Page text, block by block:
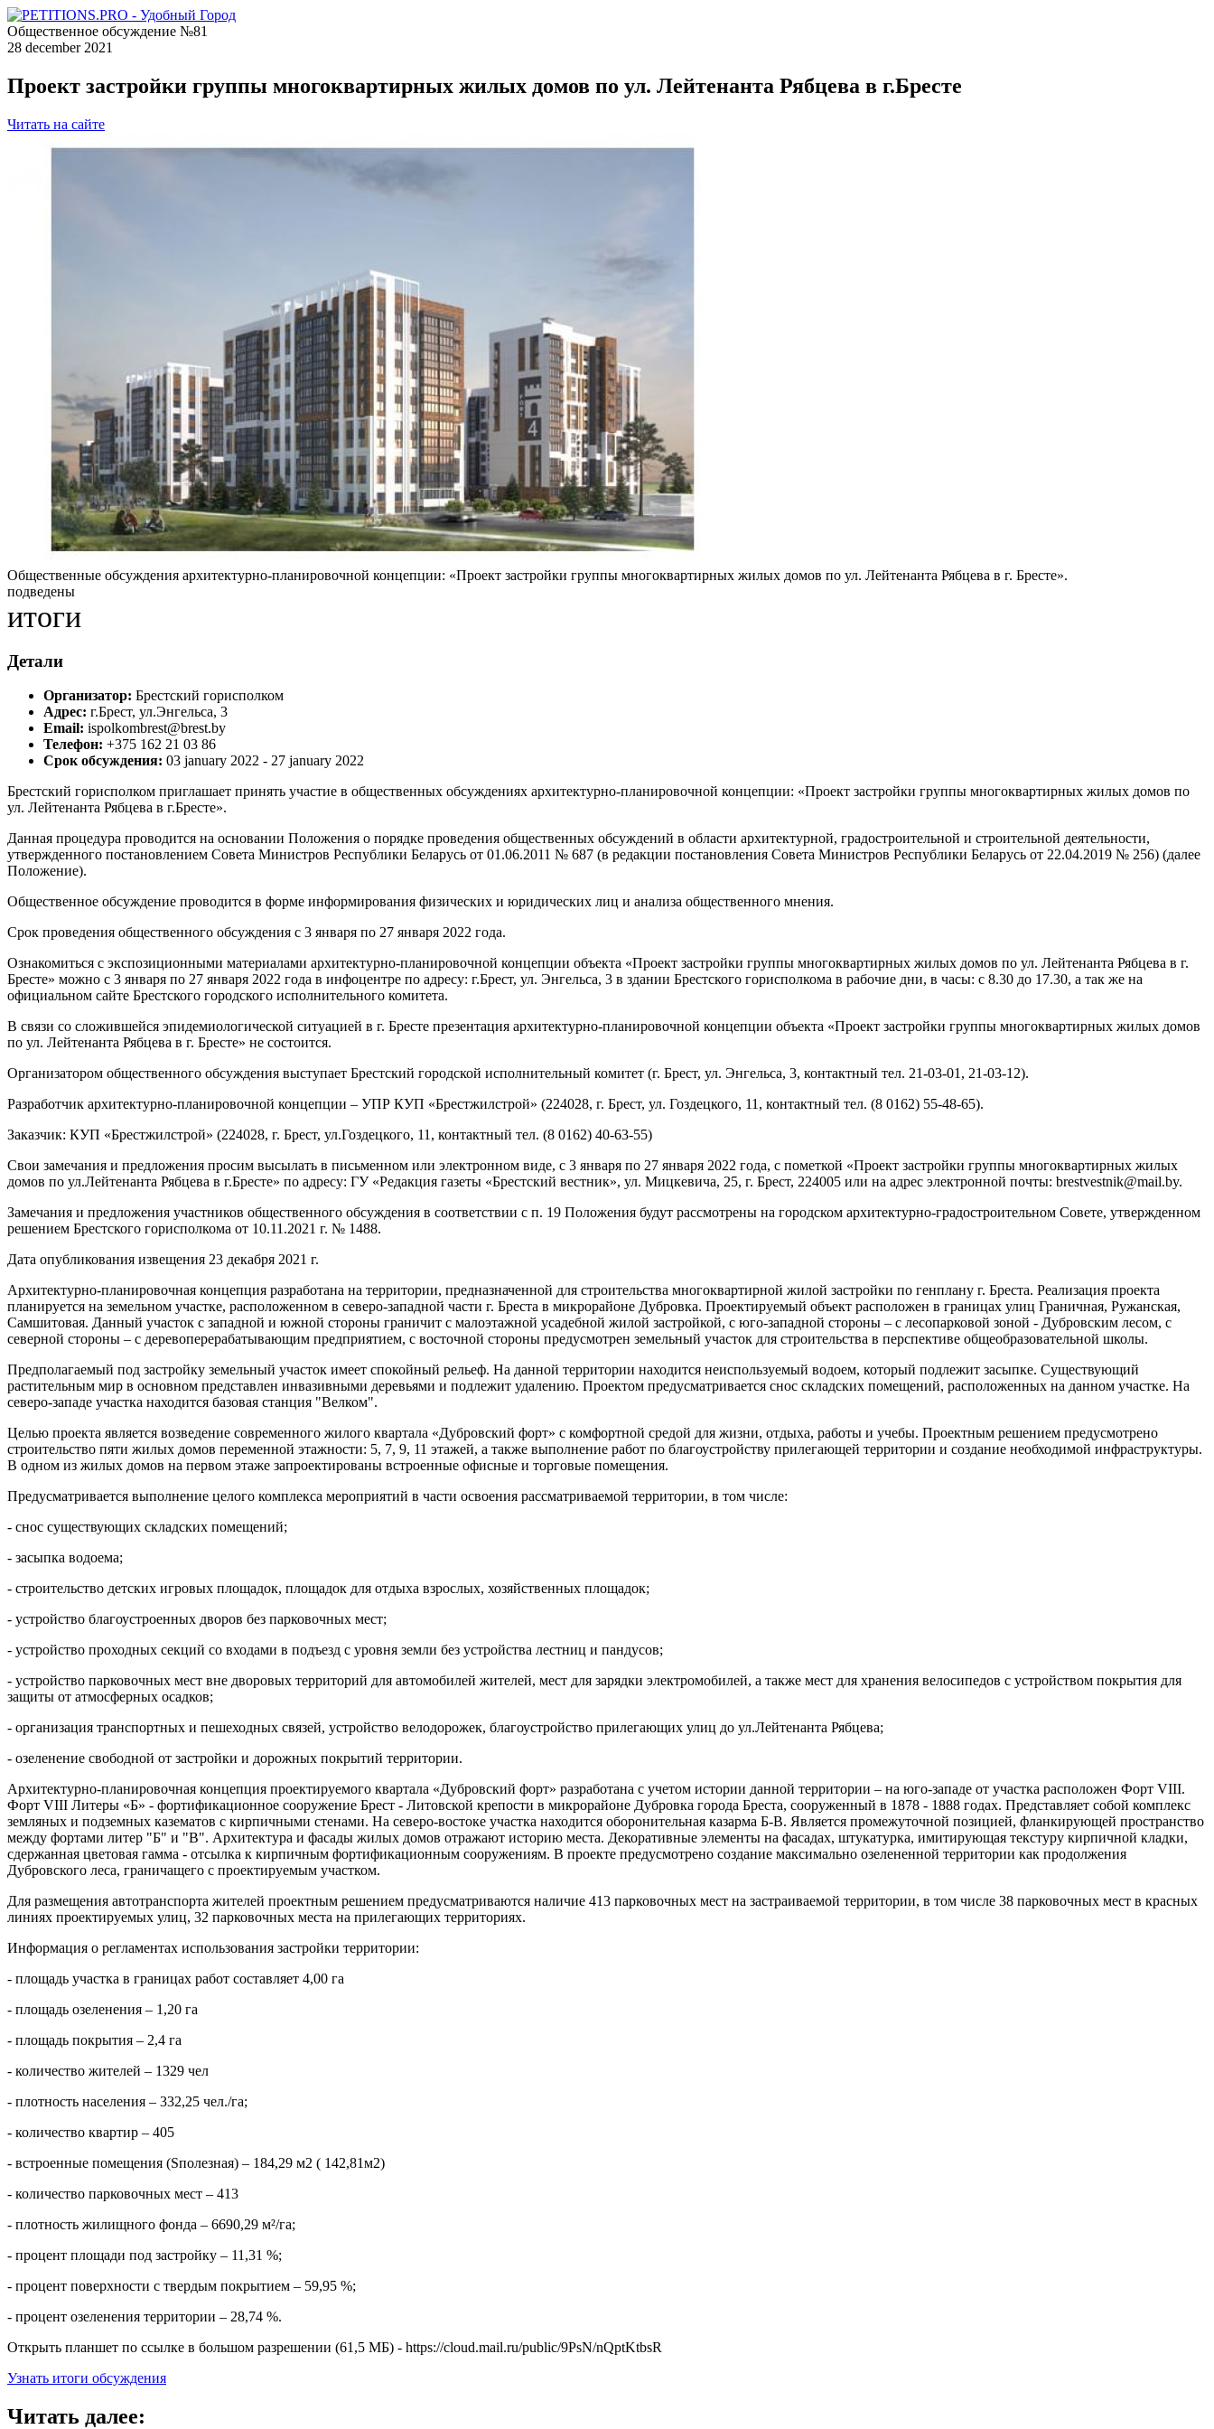
Общественное обсуждение №81
28 december 2021
Проект застройки группы многоквартирных жилых домов по ул. Лейтенанта Рябцева в г.Бресте
Читать на сайте
Общественные обсуждения архитектурно-планировочной концепции: «Проект застройки группы многоквартирных жилых домов по ул. Лейтенанта Рябцева в г. Бресте».
подведены
итоги
Детали
Организатор: Брестский горисполком
Адрес: г.Брест, ул.Энгельса, 3
Email: ispolkombrest@brest.by
Телефон: +375 162 21 03 86
Срок обсуждения: 03 january 2022 - 27 january 2022
Брестский горисполком приглашает принять участие в общественных обсуждениях архитектурно-планировочной концепции: «Проект застройки группы многоквартирных жилых домов по
ул. Лейтенанта Рябцева в г.Бресте».
Данная процедура проводится на основании Положения о порядке проведения общественных обсуждений в области архитектурной, градостроительной и строительной деятельности,
утвержденного постановлением Совета Министров Республики Беларусь от 01.06.2011 № 687 (в редакции постановления Совета Министров Республики Беларусь от 22.04.2019 № 256) (далее
Положение).
Общественное обсуждение проводится в форме информирования физических и юридических лиц и анализа общественного мнения.
Срок проведения общественного обсуждения с 3 января по 27 января 2022 года.
Ознакомиться с экспозиционными материалами архитектурно-планировочной концепции объекта «Проект застройки группы многоквартирных жилых домов по ул. Лейтенанта Рябцева в г.
Бресте» можно с 3 января по 27 января 2022 года в инфоцентре по адресу: г.Брест, ул. Энгельса, 3 в здании Брестского горисполкома в рабочие дни, в часы: с 8.30 до 17.30, а так же на
официальном сайте Брестского городского исполнительного комитета.
В связи со сложившейся эпидемиологической ситуацией в г. Бресте презентация архитектурно-планировочной концепции объекта «Проект застройки группы многоквартирных жилых домов
по ул. Лейтенанта Рябцева в г. Бресте» не состоится.
Организатором общественного обсуждения выступает Брестский городской исполнительный комитет (г. Брест, ул. Энгельса, 3, контактный тел. 21-03-01, 21-03-12).
Разработчик архитектурно-планировочной концепции – УПР КУП «Брестжилстрой» (224028, г. Брест, ул. Гоздецкого, 11, контактный тел. (8 0162) 55-48-65).
Заказчик: КУП «Брестжилстрой» (224028, г. Брест, ул.Гоздецкого, 11, контактный тел. (8 0162) 40-63-55)
Свои замечания и предложения просим высылать в письменном или электронном виде, с 3 января по 27 января 2022 года, с пометкой «Проект застройки группы многоквартирных жилых
домов по ул.Лейтенанта Рябцева в г.Бресте» по адресу: ГУ «Редакция газеты «Брестский вестник», ул. Мицкевича, 25, г. Брест, 224005 или на адрес электронной почты: brestvestnik@mail.by.
Замечания и предложения участников общественного обсуждения в соответствии с п. 19 Положения будут рассмотрены на городском архитектурно-градостроительном Совете, утвержденном
решением Брестского горисполкома от 10.11.2021 г. № 1488.
Дата опубликования извещения 23 декабря 2021 г.
Архитектурно-планировочная концепция разработана на территории, предназначенной для строительства многоквартирной жилой застройки по генплану г. Бреста. Реализация проекта
планируется на земельном участке, расположенном в северо-западной части г. Бреста в микрорайоне Дубровка. Проектируемый объект расположен в границах улиц Граничная, Ружанская,
Самшитовая. Данный участок с западной и южной стороны граничит с малоэтажной усадебной жилой застройкой, с юго-западной стороны – с лесопарковой зоной - Дубровским лесом, с
северной стороны – с деревоперерабатывающим предприятием, с восточной стороны предусмотрен земельный участок для строительства в перспективе общеобразовательной школы.
Предполагаемый под застройку земельный участок имеет спокойный рельеф. На данной территории находится неиспользуемый водоем, который подлежит засыпке. Существующий
растительным мир в основном представлен инвазивными деревьями и подлежит удалению. Проектом предусматривается снос складских помещений, расположенных на данном участке. На
северо-западе участка находится базовая станция "Велком".
Целью проекта является возведение современного жилого квартала «Дубровский форт» с комфортной средой для жизни, отдыха, работы и учебы. Проектным решением предусмотрено
строительство пяти жилых домов переменной этажности: 5, 7, 9, 11 этажей, а также выполнение работ по благоустройству прилегающей территории и создание необходимой инфраструктуры.
В одном из жилых домов на первом этаже запроектированы встроенные офисные и торговые помещения.
Предусматривается выполнение целого комплекса мероприятий в части освоения рассматриваемой территории, в том числе:
- снос существующих складских помещений;
- засыпка водоема;
- строительство детских игровых площадок, площадок для отдыха взрослых, хозяйственных площадок;
- устройство благоустроенных дворов без парковочных мест;
- устройство проходных секций со входами в подъезд с уровня земли без устройства лестниц и пандусов;
- устройство парковочных мест вне дворовых территорий для автомобилей жителей, мест для зарядки электромобилей, а также мест для хранения велосипедов с устройством покрытия для
защиты от атмосферных осадков;
- организация транспортных и пешеходных связей, устройство велодорожек, благоустройство прилегающих улиц до ул.Лейтенанта Рябцева;
- озеленение свободной от застройки и дорожных покрытий территории.
Архитектурно-планировочная концепция проектируемого квартала «Дубровский форт» разработана с учетом истории данной территории – на юго-западе от участка расположен Форт VIII.
Форт VIII Литеры «Б» - фортификационное сооружение Брест - Литовской крепости в микрорайоне Дубровка города Бреста, сооруженный в 1878 - 1888 годах. Представляет собой комплекс
земляных и подземных казематов с кирпичными стенами. На северо-востоке участка находится оборонительная казарма Б-В. Является промежуточной позицией, фланкирующей пространство
между фортами литер "Б" и "В". Архитектура и фасады жилых домов отражают историю места. Декоративные элементы на фасадах, штукатурка, имитирующая текстуру кирпичной кладки,
сдержанная цветовая гамма - отсылка к кирпичным фортификационным сооружениям. В проекте предусмотрено создание максимально озелененной территории как продолжения
Дубровского леса, граничащего с проектируемым участком.
Для размещения автотранспорта жителей проектным решением предусматриваются наличие 413 парковочных мест на застраиваемой территории, в том числе 38 парковочных мест в красных
линиях проектируемых улиц, 32 парковочных места на прилегающих территориях.
Информация о регламентах использования застройки территории:
- площадь участка в границах работ составляет 4,00 га
- площадь озеленения – 1,20 га
- площадь покрытия – 2,4 га
- количество жителей – 1329 чел
- плотность населения – 332,25 чел./га;
- количество квартир – 405
- встроенные помещения (Sполезная) – 184,29 м2 ( 142,81м2)
- количество парковочных мест – 413
- плотность жилищного фонда – 6690,29 м²/га;
- процент площади под застройку – 11,31 %;
- процент поверхности с твердым покрытием – 59,95 %;
- процент озеленения территории – 28,74 %.
Открыть планшет по ссылке в большом разрешении (61,5 МБ) - https://cloud.mail.ru/public/9PsN/nQptKtbsR
Узнать итоги обсуждения
Читать далее: